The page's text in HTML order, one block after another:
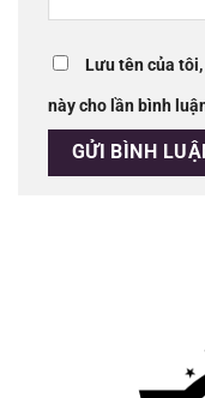
Lưu tên của
này cho lần bình